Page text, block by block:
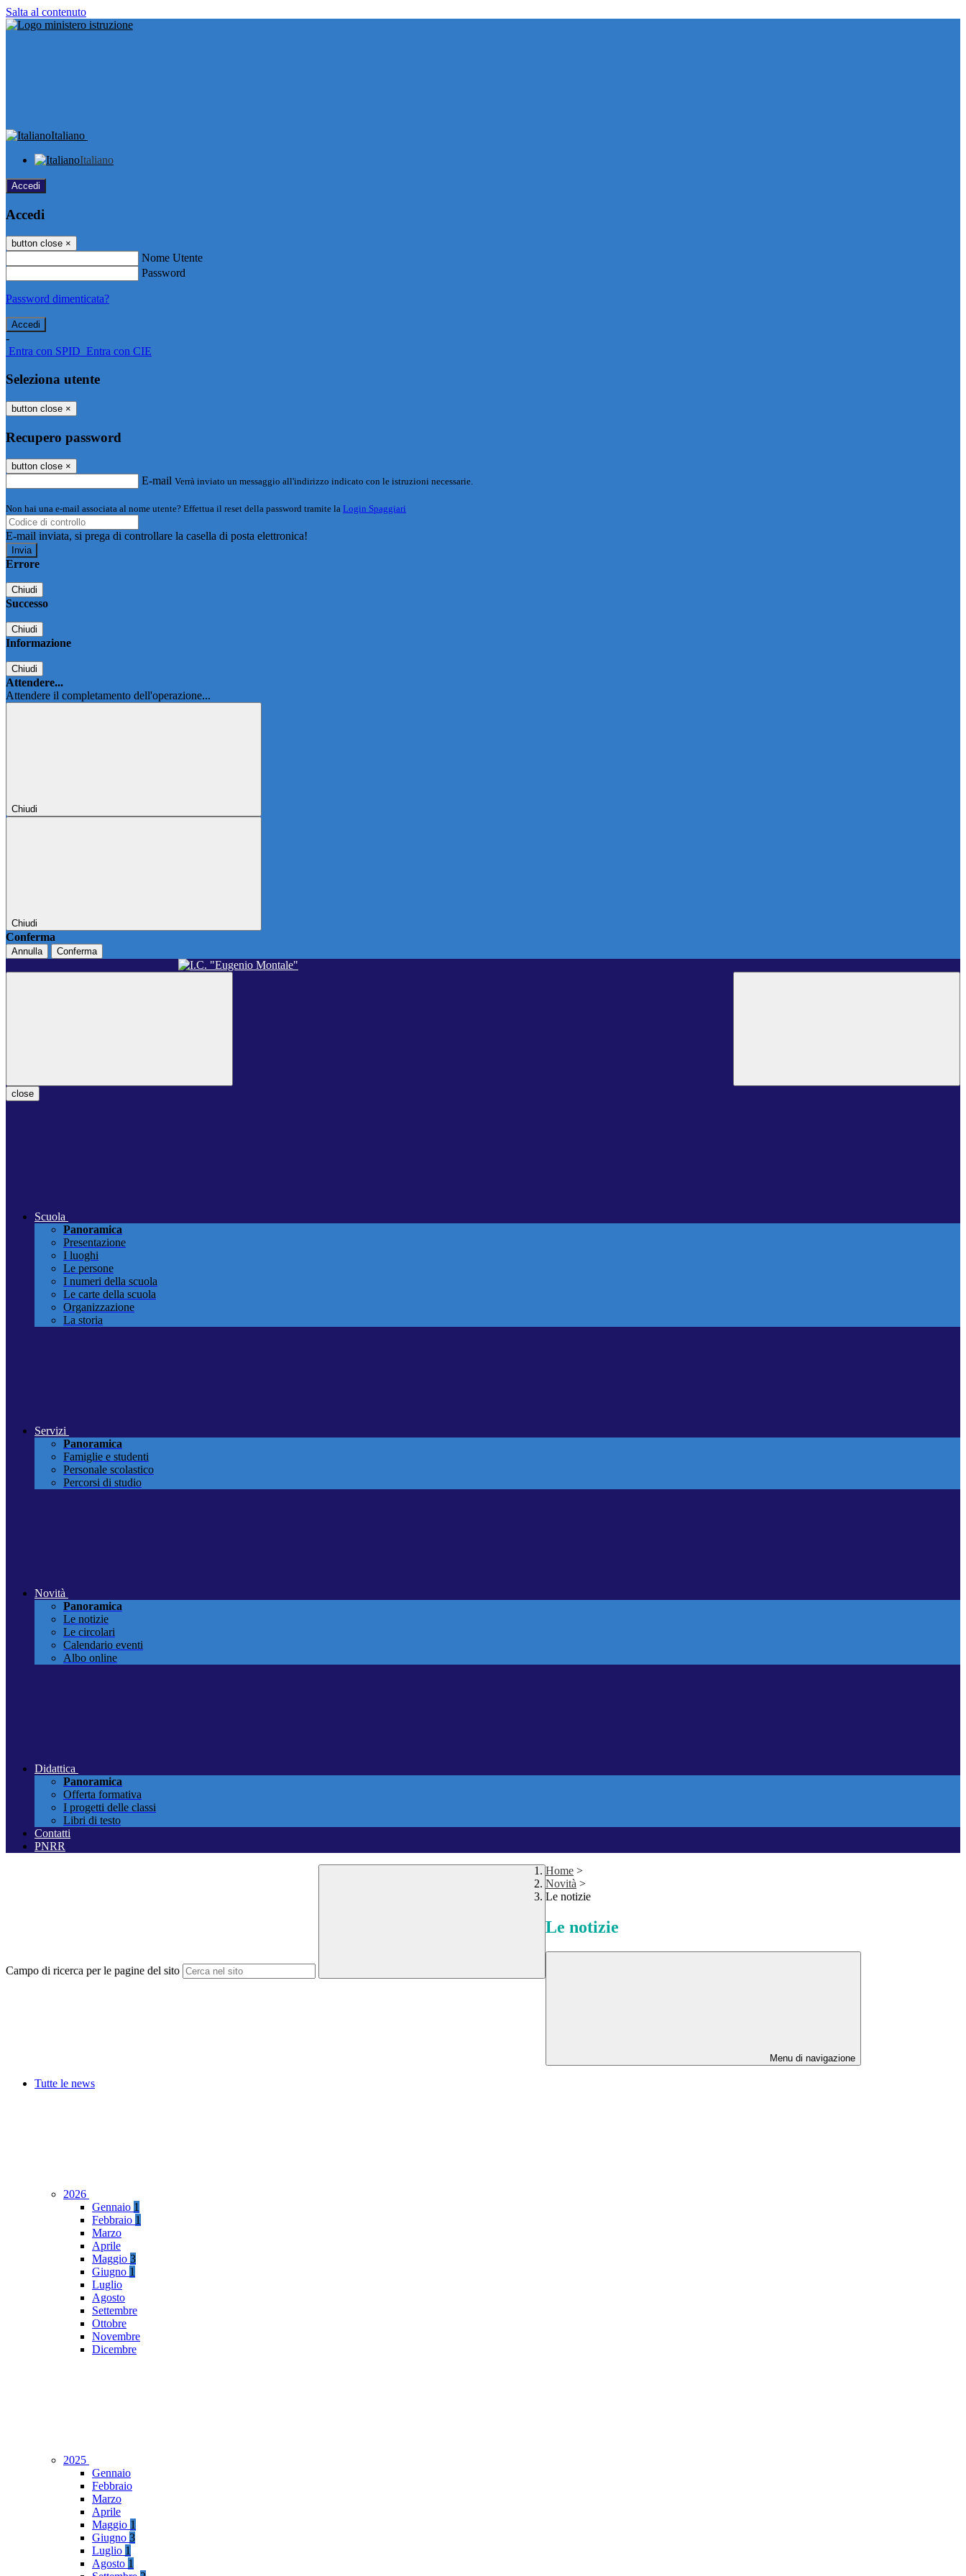
Salta al contenuto
Italiano
Italiano
Accedi
Accedi
button close ×
Nome Utente
Password
Password dimenticata?
-
Entra con SPID Entra con CIE
Seleziona utente
button close ×
Recupero password
button close ×
E-mail Verrà inviato un messaggio all'indirizzo indicato con le istruzioni necessarie.
Non hai una e-mail associata al nome utente? Effettua il reset della password tramite la Login Spaggiari
E-mail inviata, si prega di controllare la casella di posta elettronica!
Errore
Chiudi
Successo
Chiudi
Informazione
Chiudi
Attendere...
Attendere il completamento dell'operazione...
Chiudi
Chiudi
Conferma
Annulla Conferma
close
Scuola
Panoramica
Presentazione
I luoghi
Le persone
I numeri della scuola
Le carte della scuola
Organizzazione
La storia
Servizi
Panoramica
Famiglie e studenti
Personale scolastico
Percorsi di studio
Novità
Panoramica
Le notizie
Le circolari
Calendario eventi
Albo online
Didattica
Panoramica
Offerta formativa
I progetti delle classi
Libri di testo
Contatti
PNRR
Campo di ricerca per le pagine del sito
Home >
Novità >
Le notizie
Le notizie
Menu di navigazione
Tutte le news
2026
Gennaio 1
Febbraio 1
Marzo
Aprile
Maggio 3
Giugno 1
Luglio
Agosto
Settembre
Ottobre
Novembre
Dicembre
2025
Gennaio
Febbraio
Marzo
Aprile
Maggio 1
Giugno 3
Luglio 1
Agosto 1